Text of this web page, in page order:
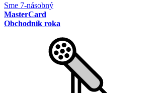
Sme 7-násobný
MasterCard
Obchodník roka